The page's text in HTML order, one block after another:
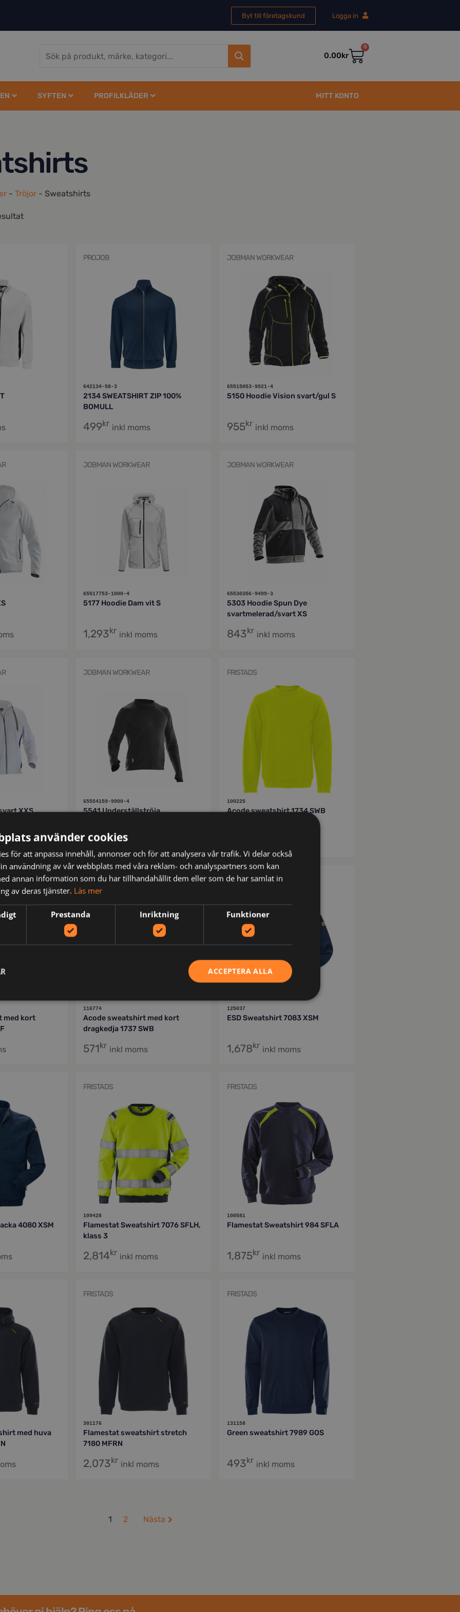
Byt till företagskund Logga in
0.00kr
0
SYFTEN PROFILKLÄDER MITT KONTO
- Tröjor - Sweatshirts
PROJOB
642134-58-3
2134 SWEATSHIRT ZIP 100%
BOMULL
499kr inkl moms
JOBMAN WORKWEAR
65515053-9921-4
5150 Hoodie Vision svart/gul S
955kr inkl moms
JOBMAN WORKWEAR
65517753-1000-4
5177 Hoodie Dam vit S
1,293kr inkl moms
JOBMAN WORKWEAR
65530356-9499-3
5303 Hoodie Spun Dye
svartmelerad/svart XS
843kr inkl moms
XXS
JOBMAN WORKWEAR
65554159-9900-4
5541 Underställströja
595kr inkl moms
FRISTADS
100225
Acode sweatshirt 1734 SWB
med kort
FRISTADS
116774
Acode sweatshirt med kort
dragkedja 1737 SWB
571kr inkl moms
FRISTADS
125037
ESD Sweatshirt 7083 XSM
1,678kr inkl moms
4080 XSM
FRISTADS
109428
Flamestat Sweatshirt 7076 SFLH,
klass 3
2,814kr inkl moms
FRISTADS
100581
Flamestat Sweatshirt 984 SFLA
1,875kr inkl moms
med huva
FRISTADS
301176
Flamestat sweatshirt stretch
7180 MFRN
2,073kr inkl moms
FRISTADS
131158
Green sweatshirt 7989 GOS
493kr inkl moms
1 2 Nästa
använder cookies
för att anpassa innehåll, annonser och för att analysera vår trafik. Vi delar också
användning av vår webbplats med våra reklam- och analyspartners som kan
annan information som du har tillhandahållit dem eller som de har samlat in
av deras tjänster. Läs mer
Prestanda Inriktning Funktioner
ACCEPTERA ALLA